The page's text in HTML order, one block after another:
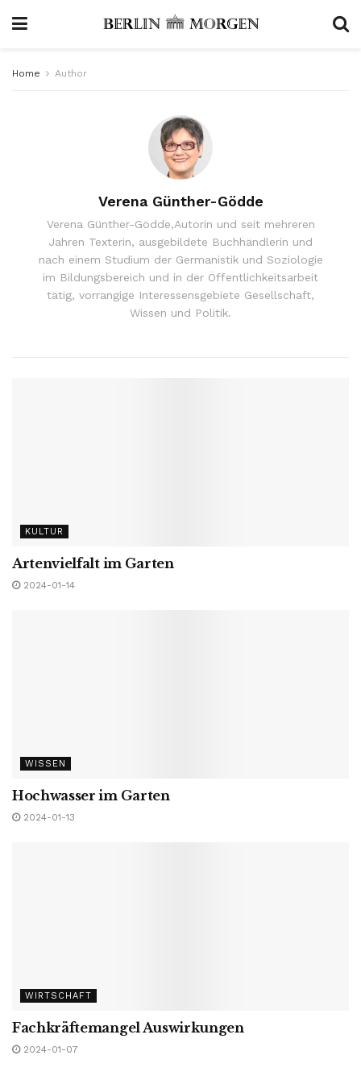
Home Author
Verena Günther-Gödde
Verena Günther-Gödde,Autorin und seit mehreren
Jahren Texterin, ausgebildete Buchhändlerin und
nach einem Studium der Germanistik und Soziologie
im Bildungsbereich und in der Öffentlichkeitsarbeit
tätig, vorrangige Interessensgebiete Gesellschaft,
Wissen und Politik.
KULTUR
Artenvielfalt im Garten
2024-01-14
WISSEN
Hochwasser im Garten
2024-01-13
WIRTSCHAFT
Fachkräftemangel Auswirkungen
2024-01-07